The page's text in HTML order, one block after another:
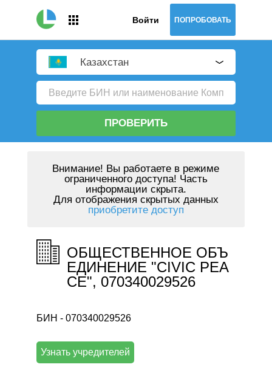
Войти ПОПРОБОВАТЬ
Казахстан
ПРОВЕРИТЬ
Внимание! Вы работаете в режиме
ограниченного доступа! Часть
информации скрыта.
Для отображения скрытых данных
приобретите доступ
ОБЩЕСТВЕННОЕ ОБЪ
ЕДИНЕНИЕ "CIVIC PEA
CE", 070340029526
БИН - 070340029526
Узнать учредителей